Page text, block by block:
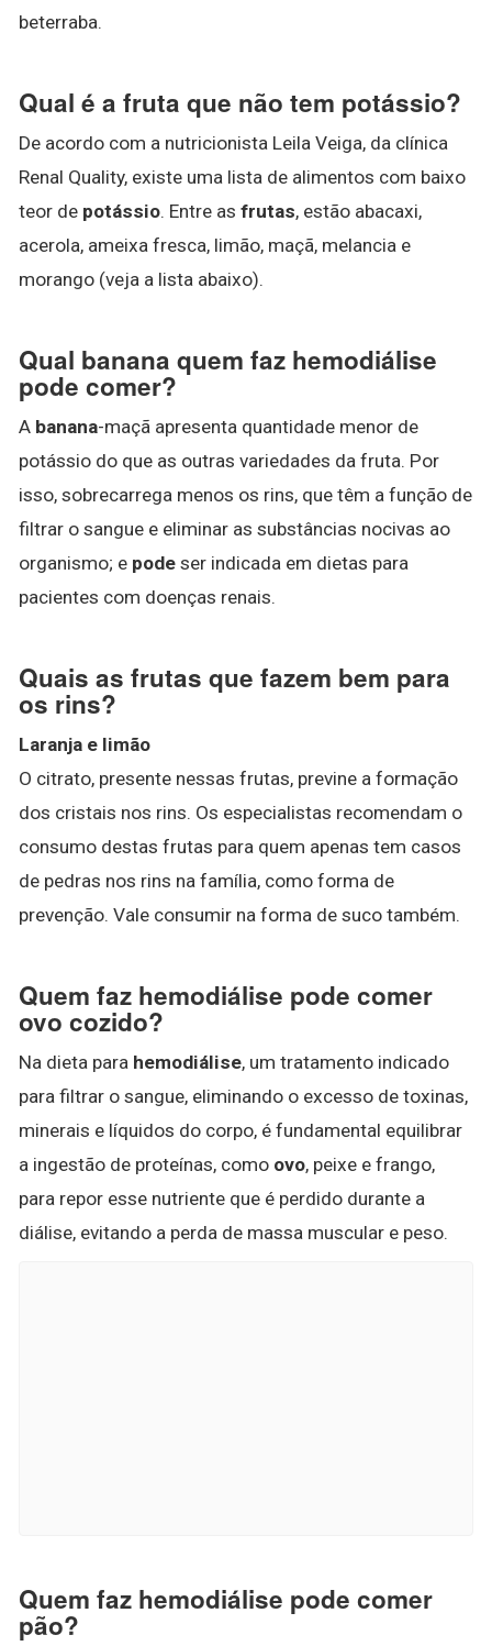
beterraba.
Qual é a fruta que não tem potássio?
De acordo com a nutricionista Leila Veiga, da clínica
Renal Quality, existe uma lista de alimentos com baixo
teor de potássio. Entre as frutas, estão abacaxi,
acerola, ameixa fresca, limão, maçã, melancia e
morango (veja a lista abaixo).
Qual banana quem faz hemodiálise
pode comer?
A banana-maçã apresenta quantidade menor de
potássio do que as outras variedades da fruta. Por
isso, sobrecarrega menos os rins, que têm a função de
filtrar o sangue e eliminar as substâncias nocivas ao
organismo; e pode ser indicada em dietas para
pacientes com doenças renais.
Quais as frutas que fazem bem para
os rins?
Laranja e limão
O citrato, presente nessas frutas, previne a formação
dos cristais nos rins. Os especialistas recomendam o
consumo destas frutas para quem apenas tem casos
de pedras nos rins na família, como forma de
prevenção. Vale consumir na forma de suco também.
Quem faz hemodiálise pode comer
ovo cozido?
Na dieta para hemodiálise, um tratamento indicado
para filtrar o sangue, eliminando o excesso de toxinas,
minerais e líquidos do corpo, é fundamental equilibrar
a ingestão de proteínas, como ovo, peixe e frango,
para repor esse nutriente que é perdido durante a
diálise, evitando a perda de massa muscular e peso.
Quem faz hemodiálise pode comer
pão?